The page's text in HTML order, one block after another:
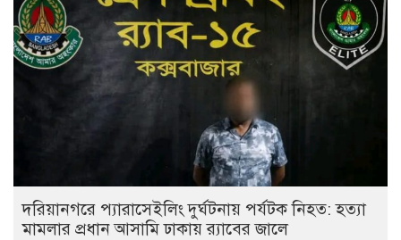
দরিয়ানগরে প্যারাসেইলিং দুর্ঘটনায় পর্যটক নিহত: হত্যা
মামলার প্রধান আসামি ঢাকায় র‌্যাবের জালে